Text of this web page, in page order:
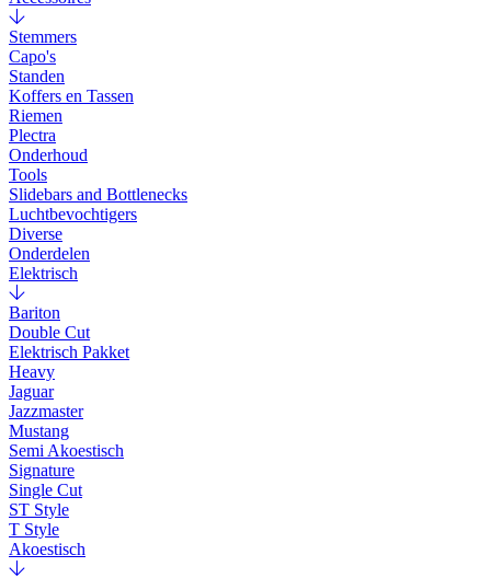
Stemmers
Capo's
Standen
Koffers en Tassen
Riemen
Plectra
Onderhoud
Tools
Slidebars and Bottlenecks
Luchtbevochtigers
Diverse
Onderdelen
Elektrisch
Bariton
Double Cut
Elektrisch Pakket
Heavy
Jaguar
Jazzmaster
Mustang
Semi Akoestisch
Signature
Single Cut
ST Style
T Style
Akoestisch